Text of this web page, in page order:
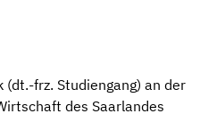
frz. Studiengang) an der
des Saarlandes